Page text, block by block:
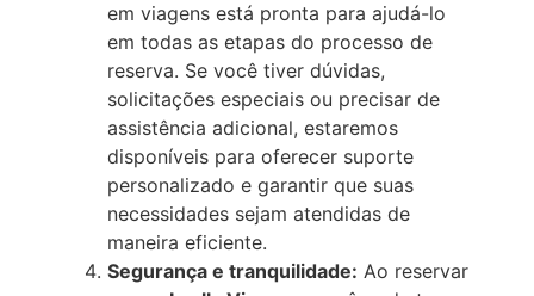
em viagens está pronta para ajudá-lo
em todas as etapas do processo de
reserva. Se você tiver dúvidas,
solicitações especiais ou precisar de
assistência adicional, estaremos
disponíveis para oferecer suporte
personalizado e garantir que suas
necessidades sejam atendidas de
maneira eficiente.
Segurança e tranquilidade: Ao reservar